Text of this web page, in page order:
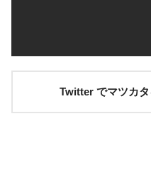
Twitter でマツカ